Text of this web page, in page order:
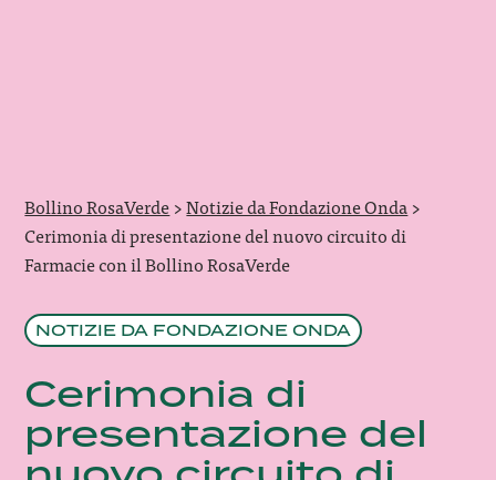
Bollino RosaVerde>Notizie da Fondazione Onda>
Cerimonia di presentazione del nuovo circuito di
Farmacie con il Bollino RosaVerde
NOTIZIE DA FONDAZIONE ONDA
Cerimonia di
presentazione del